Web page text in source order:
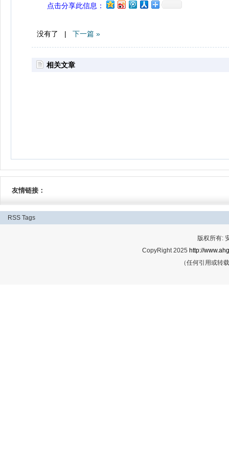
点击分享此信息：
没有了 | 下一篇 »
相关文章
友情链接：
RSS Tags
版权所有:
CopyRight 2025 http://
（任何引用或转